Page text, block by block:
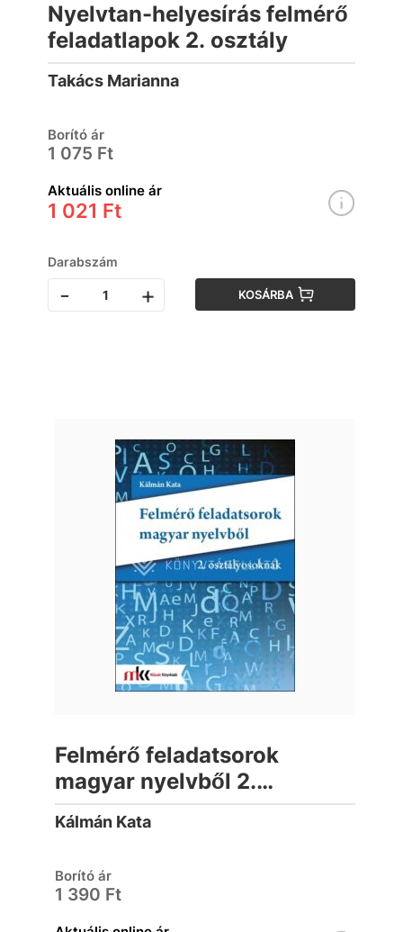
Nyelvtan-helyesírás felmérő
feladatlapok 2. osztály
Takács Marianna
Borító ár
1 075 Ft
Aktuális online ár
1 021 Ft
Darabszám
- + KOSÁRBA
Felmérő feladatsorok
magyar nyelvből 2.
osztályosoknak.
Kálmán Kata
Borító ár
1 390 Ft